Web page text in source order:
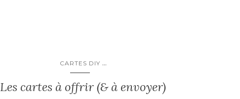
CARTES DIY ...
Les cartes à offrir (& à envoyer)